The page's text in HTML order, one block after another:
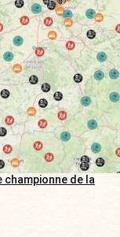
championne de la